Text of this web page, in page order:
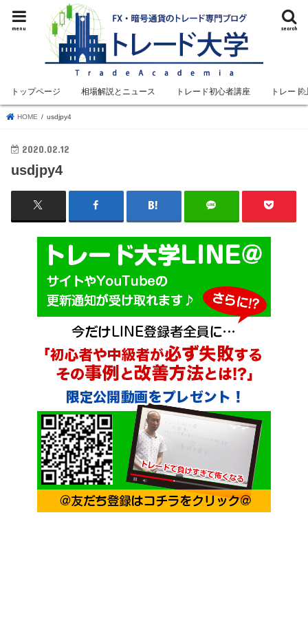
search
menu
トップページ 相場解説とニュース トレード初心者講座 トレード
HOME usdjpy4
2020.02.12
usdjpy4